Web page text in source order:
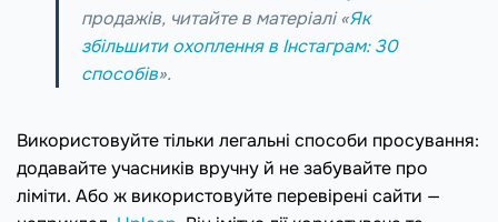
продажів, читайте в матеріалі «Як
збільшити охоплення в Інстаграм: 30
способів».
Використовуйте тільки легальні способи просування:
додавайте учасників вручну й не забувайте про
ліміти. Або ж використовуйте перевірені сайти —